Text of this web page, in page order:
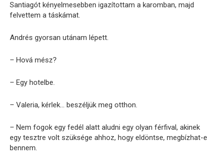
Santiagót kényelmesebben igazítottam a karomban, majd
felvettem a táskámat.
Andrés gyorsan utánam lépett.
– Hová mész?
– Egy hotelbe.
– Valeria, kérlek… beszéljük meg otthon.
– Nem fogok egy fedél alatt aludni egy olyan férfival, akinek
egy tesztre volt szüksége ahhoz, hogy eldöntse, megbízhat-e
bennem.